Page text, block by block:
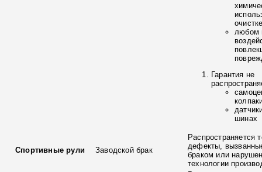
любом
Гарантия не
шинах
Спортивные рули Заводской брак
Распространяется
дефекты,
браком или
технологии